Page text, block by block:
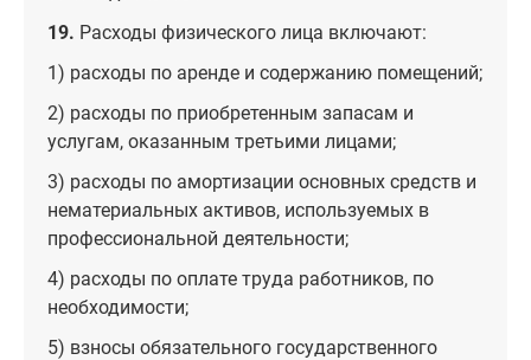
19. Расходы физического лица включают:
1) расходы по аренде и содержанию помещений;
2) расходы по приобретенным запасам и
услугам, оказанным третьими лицами;
3) расходы по амортизации основных средств и
нематериальных активов, используемых в
профессиональной деятельности;
4) расходы по оплате труда работников, по
необходимости;
5) взносы обязательного государственного